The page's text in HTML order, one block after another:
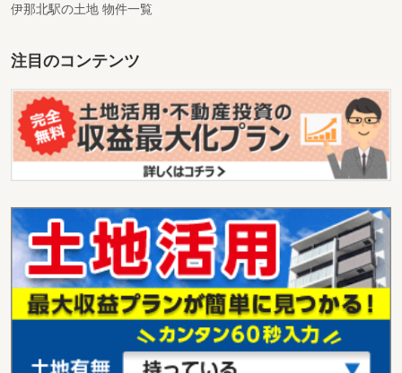
伊那北駅の土地 物件一覧
注目のコンテンツ